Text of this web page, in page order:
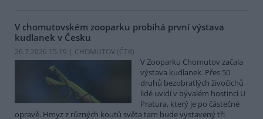
V chomutovském zooparku probíhá první výstava
kudlanek v Česku
26.7.2026 15:19 | CHOMUTOV (ČTK)
V Zooparku Chomutov začala
výstava kudlanek. Přes 50
druhů bezobratlých živočichů
lidé uvidí v bývalém hostinci U
Pratura, který je po částečné
opravě. Hmyz z různých koutů světa tam bude vystavený tři